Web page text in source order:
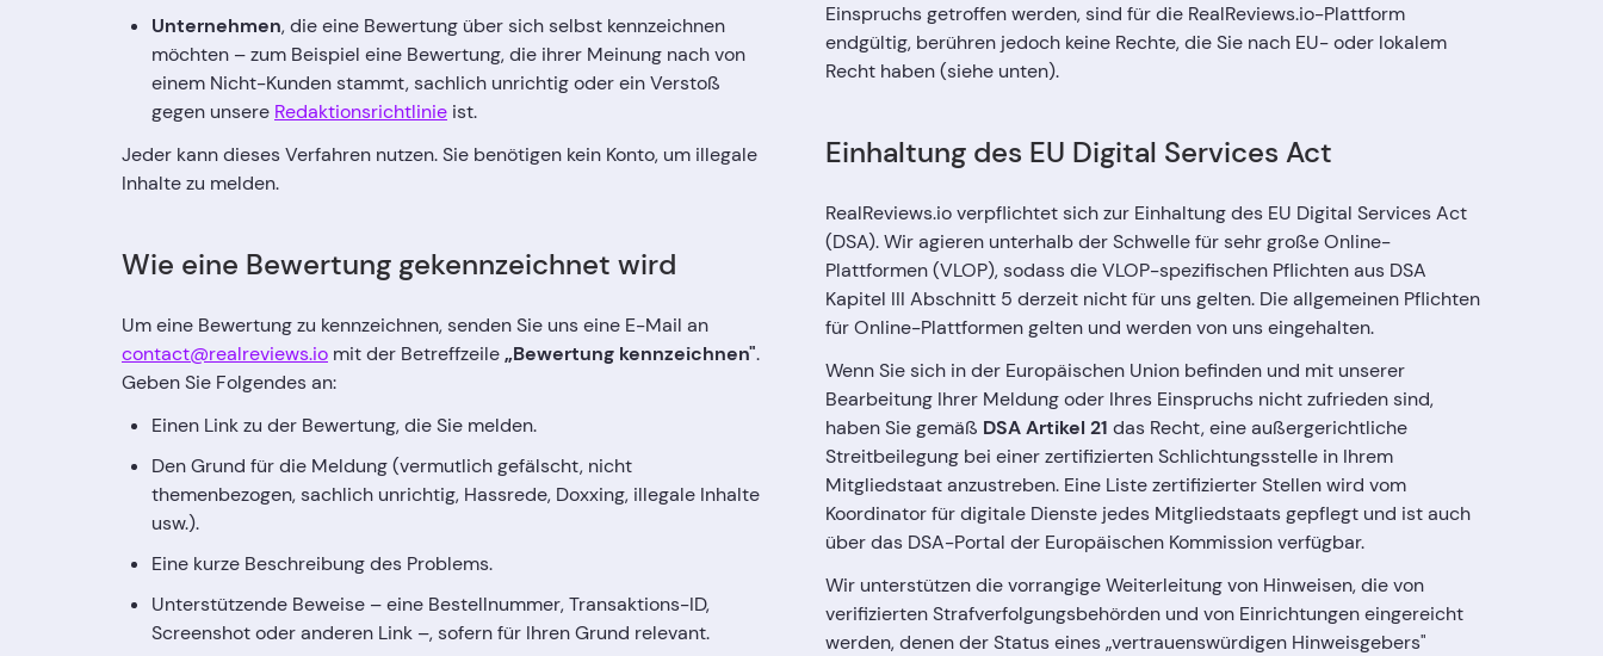
Unternehmen, die eine Bewertung über sich selbst kennzeichnen
möchten – zum Beispiel eine Bewertung, die ihrer Meinung nach von
einem Nicht-Kunden stammt, sachlich unrichtig oder ein Verstoß
gegen unsere Redaktionsrichtlinie ist.
Jeder kann dieses Verfahren nutzen. Sie benötigen kein Konto, um illegale
Inhalte zu melden.
Wie eine Bewertung gekennzeichnet wird
Um eine Bewertung zu kennzeichnen, senden Sie uns eine E-Mail an
contact@realreviews.io mit der Betreffzeile„Bewertung kennzeichnen".
Geben Sie Folgendes an:
Einen Link zu der Bewertung, die Sie melden.
Den Grund für die Meldung (vermutlich gefälscht, nicht
themenbezogen, sachlich unrichtig, Hassrede, Doxxing, illegale Inhalte
usw.).
Eine kurze Beschreibung des Problems.
Unterstützende Beweise – eine Bestellnummer, Transaktions-ID,
Screenshot oder anderen Link –, sofern für Ihren Grund relevant.
Einspruchs getroffen werden, sind für die RealReviews.io-Plattform
endgültig, berühren jedoch keine Rechte, die Sie nach EU- oder lokalem
Recht haben (siehe unten).
Einhaltung des EU Digital Services Act
RealReviews.io verpflichtet sich zur Einhaltung des EU Digital Services Act
(DSA). Wir agieren unterhalb der Schwelle für sehr große Online-
Plattformen (VLOP), sodass die VLOP-spezifischen Pflichten aus DSA
Kapitel III Abschnitt 5 derzeit nicht für uns gelten. Die allgemeinen Pflichten
für Online-Plattformen gelten und werden von uns eingehalten.
Wenn Sie sich in der Europäischen Union befinden und mit unserer
Bearbeitung Ihrer Meldung oder Ihres Einspruchs nicht zufrieden sind,
haben Sie gemäß DSA Artikel 21 das Recht, eine außergerichtliche
Streitbeilegung bei einer zertifizierten Schlichtungsstelle in Ihrem
Mitgliedstaat anzustreben. Eine Liste zertifizierter Stellen wird vom
Koordinator für digitale Dienste jedes Mitgliedstaats gepflegt und ist auch
über das DSA-Portal der Europäischen Kommission verfügbar.
Wir unterstützen die vorrangige Weiterleitung von Hinweisen, die von
verifizierten Strafverfolgungsbehörden und von Einrichtungen eingereicht
werden, denen der Status eines „vertrauenswürdigen Hinweisgebers"